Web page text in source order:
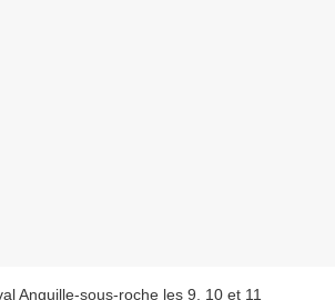
Anguille-sous-roche les 9, 10 et 11